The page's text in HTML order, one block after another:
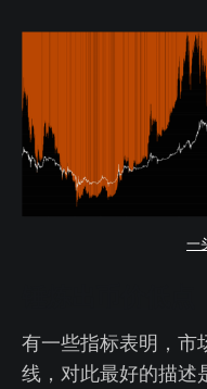
一
有一些指标表明，市
线，对此最好的描述